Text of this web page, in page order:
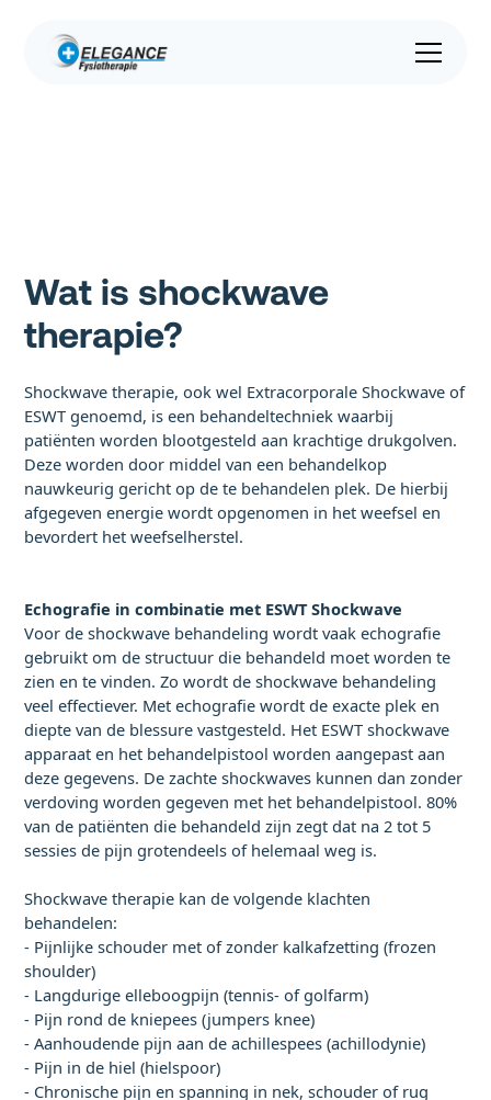
Shockwave
Wat is shockwave
therapie?
Shockwave therapie, ook wel Extracorporale Shockwave of
ESWT genoemd, is een behandeltechniek waarbij
patiënten worden blootgesteld aan krachtige drukgolven.
Deze worden door middel van een behandelkop
nauwkeurig gericht op de te behandelen plek. De hierbij
afgegeven energie wordt opgenomen in het weefsel en
bevordert het weefselherstel.
Echografie in combinatie met ESWT Shockwave
Voor de shockwave behandeling wordt vaak echografie
gebruikt om de structuur die behandeld moet worden te
zien en te vinden. Zo wordt de shockwave behandeling
veel effectiever. Met echografie wordt de exacte plek en
diepte van de blessure vastgesteld. Het ESWT shockwave
apparaat en het behandelpistool worden aangepast aan
deze gegevens. De zachte shockwaves kunnen dan zonder
verdoving worden gegeven met het behandelpistool. 80%
van de patiënten die behandeld zijn zegt dat na 2 tot 5
sessies de pijn grotendeels of helemaal weg is.
Shockwave therapie kan de volgende klachten
behandelen:
- Pijnlijke schouder met of zonder kalkafzetting (frozen
shoulder)
- Langdurige elleboogpijn (tennis- of golfarm)
- Pijn rond de kniepees (jumpers knee)
- Aanhoudende pijn aan de achillespees (achillodynie)
- Pijn in de hiel (hielspoor)
- Chronische pijn en spanning in nek, schouder of rug